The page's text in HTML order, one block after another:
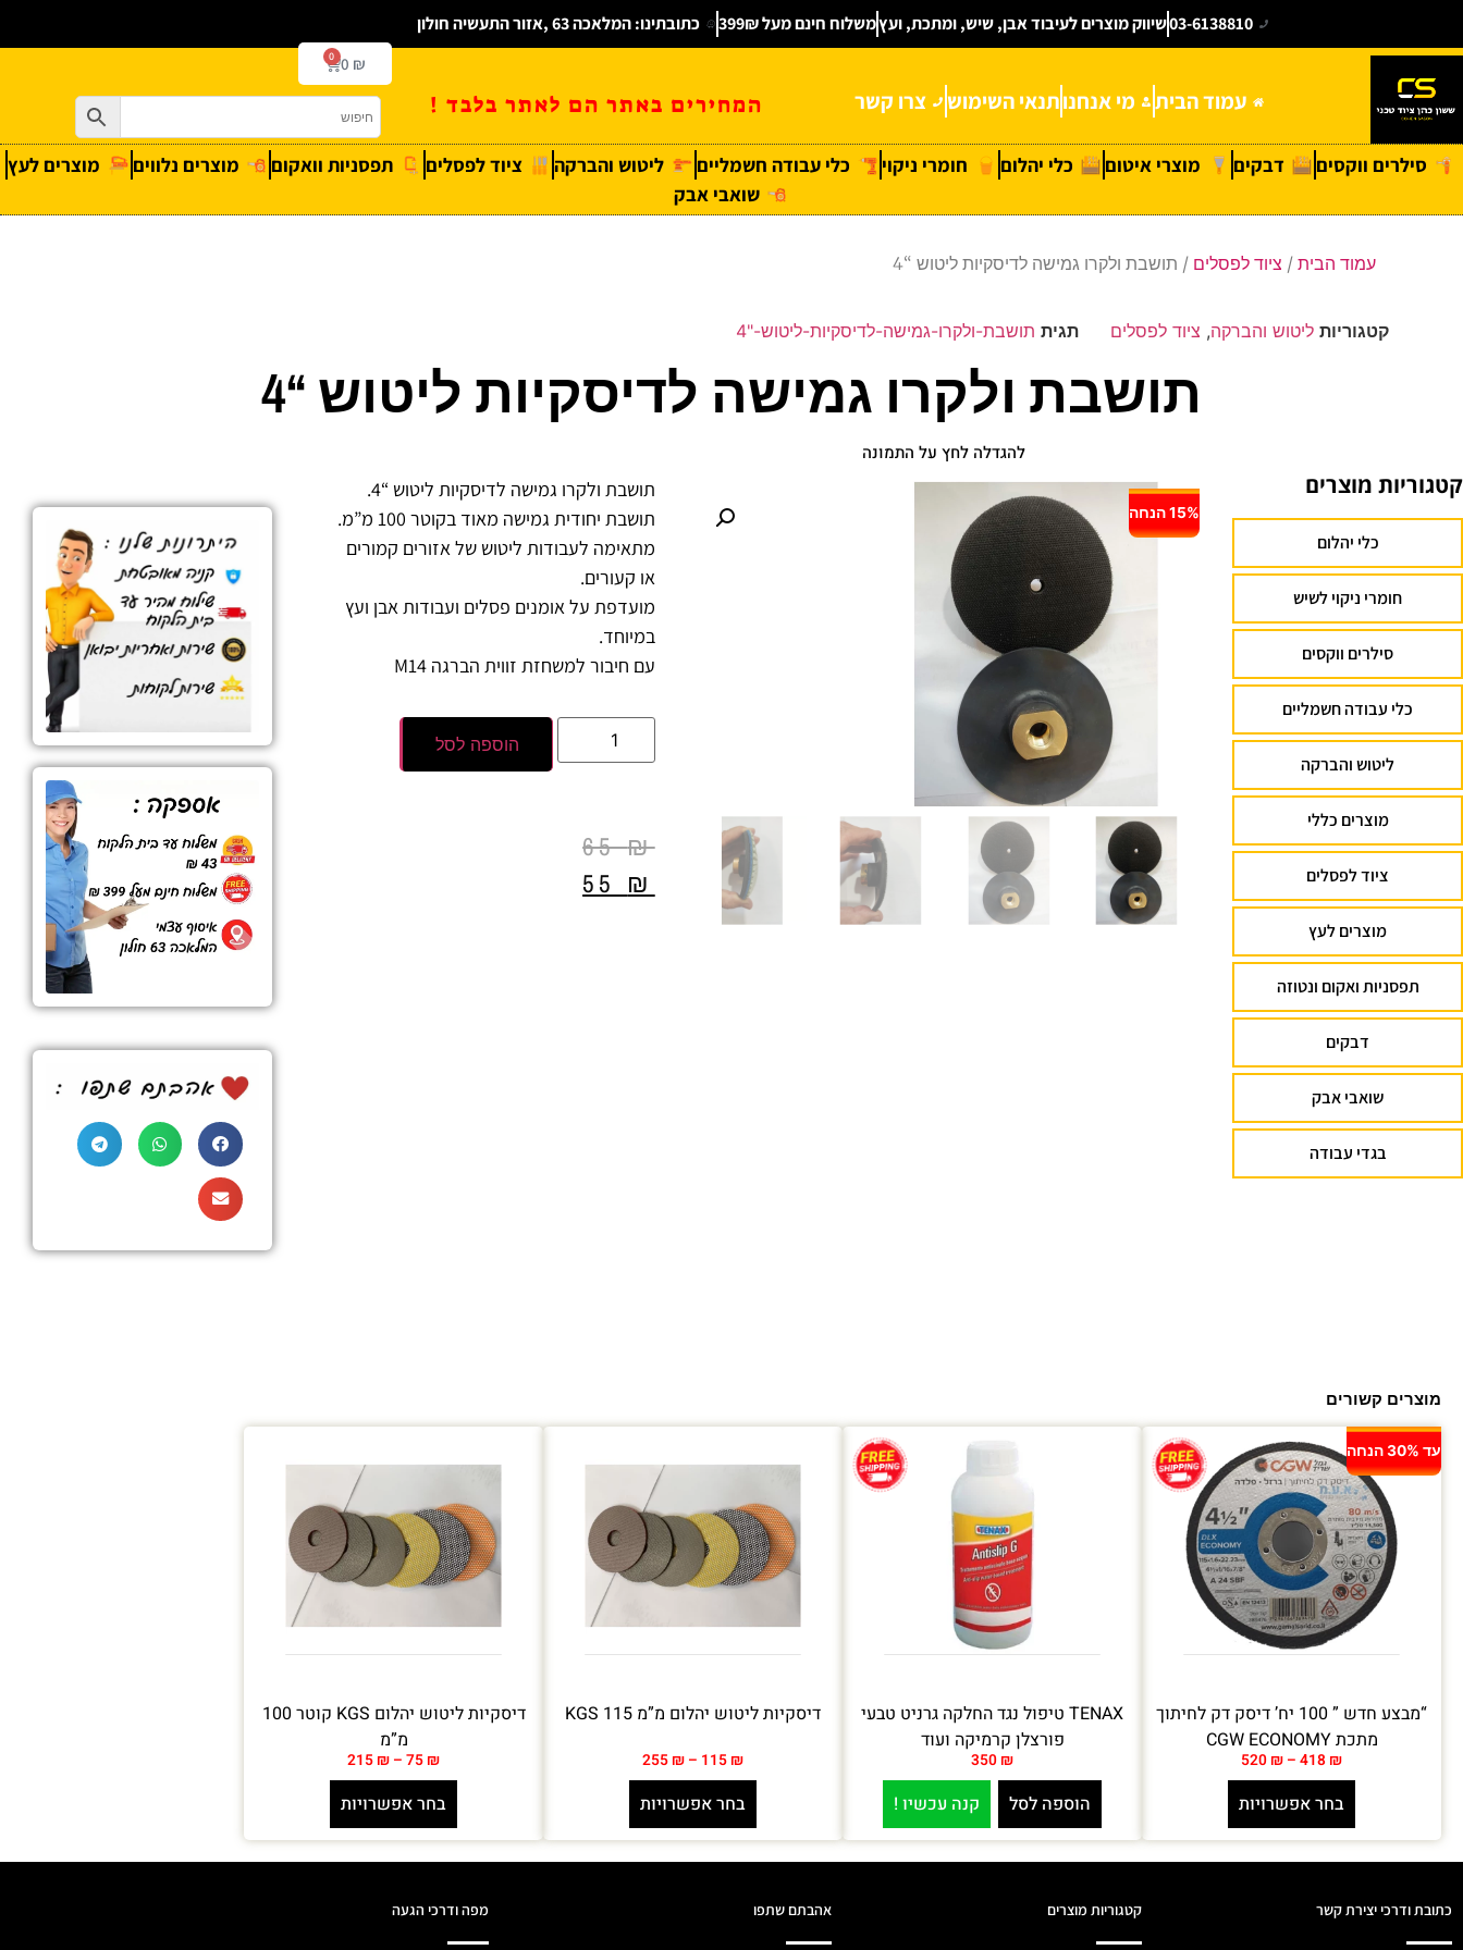
03-6138810שיווק מוצרים לעיבוד אבן, שיש, ומתכת, ועץמשלוח חינם מעל 399₪ כתובתינו: המלאכה 63 ,אזור התעשיה חולון
עמוד הבית מי אנחנותנאי השימוש צרו קשר המחירים באתר הם לאתר בלבד !
0 ₪
0
סילרים ווקסים דבקים מוצרי איטום כלי יהלום חומרי ניקוי כלי עבודה חשמליים ליטוש והברקה ציוד לפסלים תפסניות וואקום מוצרים נלווים
מוצרים לעץ
שואבי אבק
עמוד הבית / ציוד לפסלים / תושבת ולקרו גמישה לדיסקיות ליטוש “4
קטגוריות ליטוש והברקה, ציוד לפסלים תגית תושבת-ולקרו-גמישה-לדיסקיות-ליטוש-"4
תושבת ולקרו גמישה לדיסקיות ליטוש “4
קטגוריות מוצרים
כלי יהלום
חומרי ניקוי לשיש
סילרים ווקסים
כלי עבודה חשמליים
ליטוש והברקה
מוצרים כללי
ציוד לפסלים
מוצרים לעץ
תפסניות ואקום ונטוזה
דבקים
שואבי אבק
בגדי עבודה
להגדלה לחץ על התמונה
15% הנחה
תושבת ולקרו גמישה לדיסקיות ליטוש “4.
תושבת יחודית גמישה מאוד בקוטר 100 מ”מ.
מתאימה לעבודות ליטוש של אזורים קמורים
או קעורים.
מועדפת על אומנים פסלים ועבודות אבן ועץ
במיוחד.
עם חיבור למשחזת זווית הברגה M14
הוספה לסל
65₪
55 ₪
מוצרים קשורים
עד 30% הנחה
“מבצע חדש ” 100 יח’ דיסק דק לחיתוך
מתכת CGW ECONOMY
418 ₪
–
520 ₪
בחר אפשרויות
TENAX טיפול נגד החלקה גרניט טבעי
פורצלן קרמיקה ועוד
350 ₪
הוספה לסל קנה עכשיו !
דיסקיות ליטוש יהלום מ”מ 115 KGS
115 ₪
–
255 ₪
בחר אפשרויות
דיסקיות ליטוש יהלום KGS קוטר 100
מ”מ
75 ₪
–
215 ₪
בחר אפשרויות
כתובת ודרכי יצירת קשר קטגוריות מוצרים אהבתם שתפו מפה ודרכי הגעה